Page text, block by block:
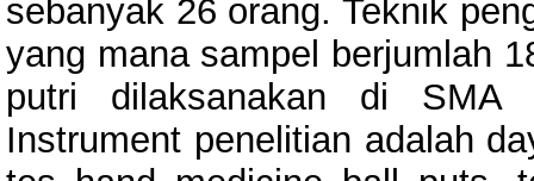
sebanyak 26 orang. Teknik
yang mana sampel berjumlah
putri dilaksanakan di SMA
Instrument penelitian adalah